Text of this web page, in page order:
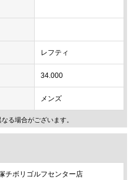
レフティ
34.000
メンズ
る場合がございます。
チボリゴルフセンター店